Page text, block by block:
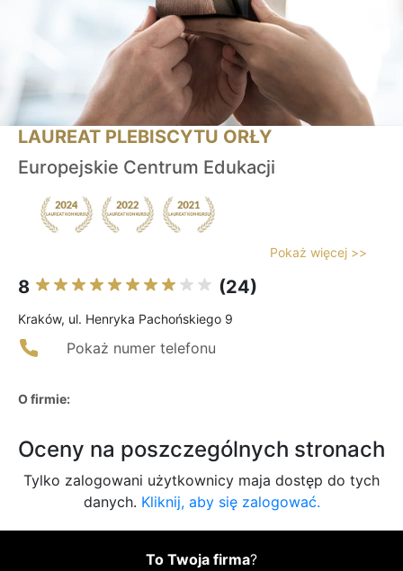
LAUREAT PLEBISCYTU ORŁY
Europejskie Centrum Edukacji
Pokaż więcej >>
8 (24)
Kraków, ul. Henryka Pachońskiego 9
Pokaż numer telefonu
O firmie:
Oceny na poszczególnych stronach
Tylko zalogowani użytkownicy maja dostęp do tych
danych. Kliknij, aby się zalogować.
To Twoja firma?